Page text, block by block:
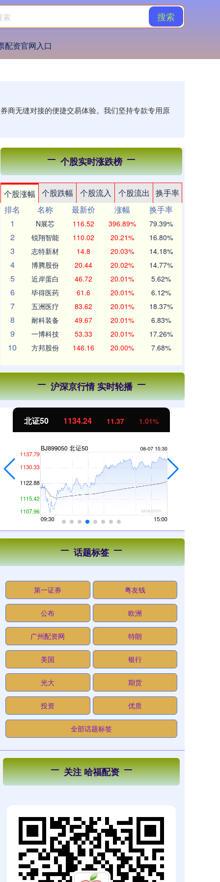
搜索
配资官网入口
商无缝对接的便捷交易体验。我们坚持专款专用原
个股实时涨跌榜
个股涨幅 个股跌幅 个股流入 个股流出
换手率
排名
名称 最新价 涨幅
换手率
1
N展芯 116.52 396.89% 79.39%
2 锐翔智能 110.02 20.21% 16.80%
3 志特新材 14.8 20.03% 14.18%
4 博腾股份 20.44 20.02% 14.77%
5 近岸蛋白 46.72 20.01% 5.62%
6 毕得医药 61.6 20.01% 6.12%
7 五洲医疗 83.62 20.01% 18.37%
8 耐科装备 49.67 20.01% 6.83%
9 一博科技 53.33 20.01% 17.26%
10 方邦股份 146.16 20.00% 7.68%
沪深京行情 实时轮播
北证50 1134.24 11.37 1.01%
话题标签
第一证券 粤友钱
公布 欧洲
广州配资网 特朗
美国 银行
光大 期货
投资 优质
全部话题标签
关注 哈福配资